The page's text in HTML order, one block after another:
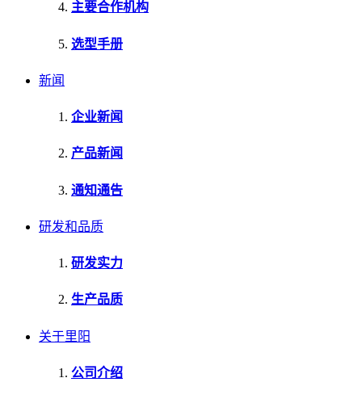
主要合作机构
选型手册
新闻
企业新闻
产品新闻
通知通告
研发和品质
研发实力
生产品质
关于里阳
公司介绍